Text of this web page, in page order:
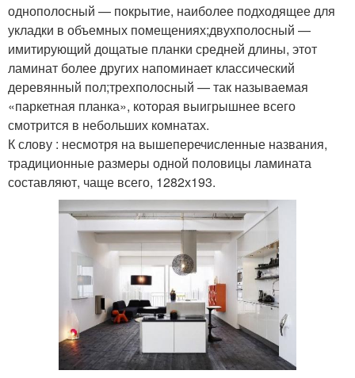
однополосный — покрытие, наиболее подходящее для
укладки в объемных помещениях;двухполосный —
имитирующий дощатые планки средней длины, этот
ламинат более других напоминает классический
деревянный пол;трехполосный — так называемая
«паркетная планка», которая выигрышнее всего
смотрится в небольших комнатах.
К слову : несмотря на вышеперечисленные названия,
традиционные размеры одной половицы ламината
составляют, чаще всего, 1282х193.